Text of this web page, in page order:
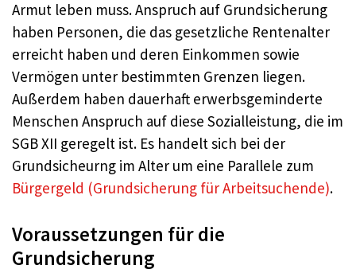
Armut leben muss. Anspruch auf Grundsicherung
haben Personen, die das gesetzliche Rentenalter
erreicht haben und deren Einkommen sowie
Vermögen unter bestimmten Grenzen liegen.
Außerdem haben dauerhaft erwerbsgeminderte
Menschen Anspruch auf diese Sozialleistung, die im
SGB XII geregelt ist. Es handelt sich bei der
Grundsicheurng im Alter um eine Parallele zum
Bürgergeld (Grundsicherung für Arbeitsuchende).
Voraussetzungen für die
Grundsicherung